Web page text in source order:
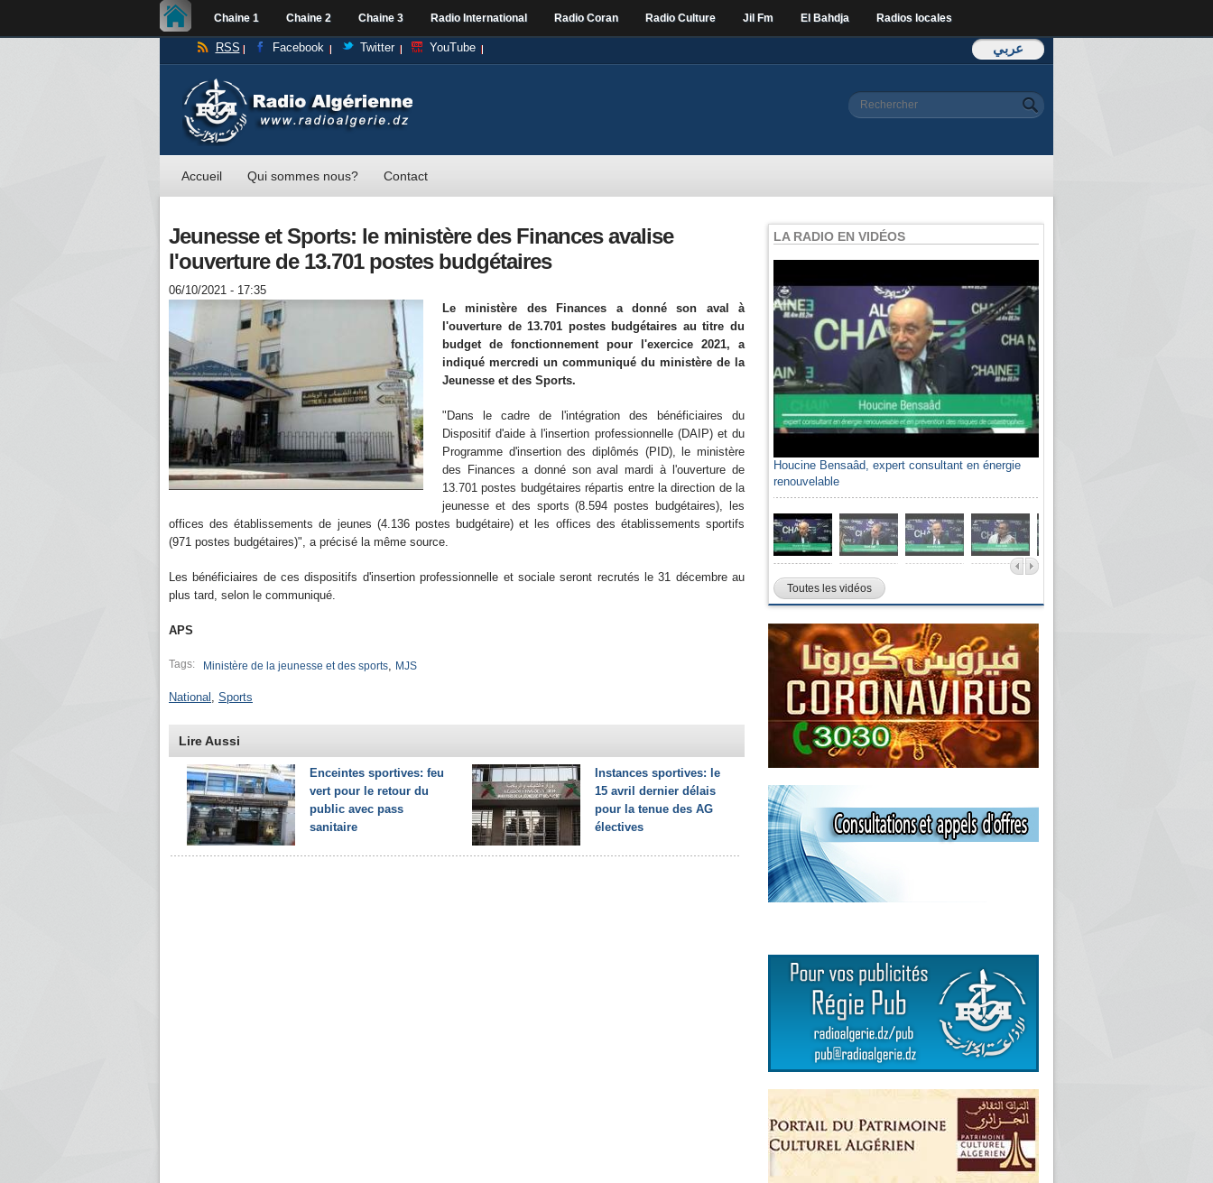
Chaine 1 Chaine 2 Chaine 3 Radio International Radio Coran Radio Culture Jil Fm El Bahdja Radios locales
عربي RSS Facebook Twitter YouTube
Formulaire de
Rechercher
Accueil Qui sommes nous? Contact
Jeunesse et Sports: le ministère des Finances avalise
l'ouverture de 13.701 postes budgétaires
06/10/2021 - 17:35
Le ministère des Finances a donné son aval à
l'ouverture de 13.701 postes budgétaires au titre du
budget de fonctionnement pour l'exercice 2021, a
indiqué mercredi un communiqué du ministère de la
Jeunesse et des Sports.
"Dans le cadre de l'intégration des bénéficiaires du
Dispositif d'aide à l'insertion professionnelle (DAIP) et du
Programme d'insertion des diplômés (PID), le ministère
des Finances a donné son aval mardi à l'ouverture de
13.701 postes budgétaires répartis entre la direction de la
jeunesse et des sports (8.594 postes budgétaires), les
offices des établissements de jeunes (4.136 postes budgétaire) et les offices des établissements sportifs
(971 postes budgétaires)", a précisé la même source.
Les bénéficiaires de ces dispositifs d'insertion professionnelle et sociale seront recrutés le 31 décembre au
plus tard, selon le communiqué.
APS
Tags: Ministère de la jeunesse et des sports, MJS
National , Sports
Lire Aussi
Enceintes sportives: feu
vert pour le retour du
public avec pass
sanitaire
Instances sportives: le
15 avril dernier délais
pour la tenue des AG
électives
LA RADIO EN VIDÉOS
Houcine Bensaâd, expert consultant en énergie
renouvelable
Toutes les vidéos